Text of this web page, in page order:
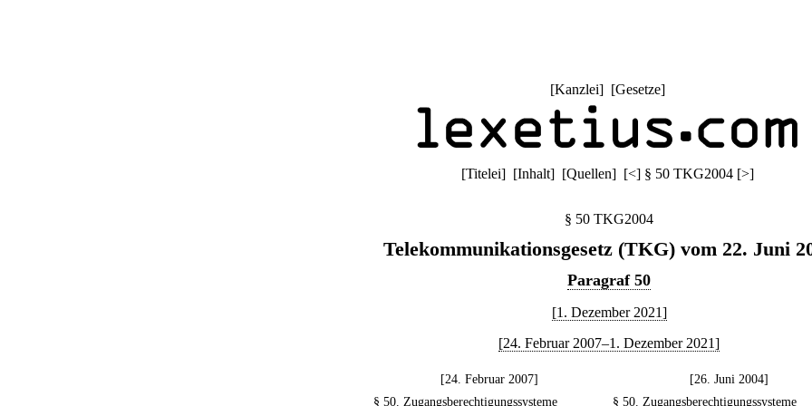
[Kanzlei] [Gesetze]
[Titelei] [Inhalt] [Quellen] [<] § 50 TKG2004 [>]
§ 50 TKG2004
Telekommunikationsgesetz (TKG) vom 22. Juni
Paragraf 50
[1. Dezember 2021]
[24. Februar 2007–1. Dezember 2021]
[24. Februar 2007]
[26. Juni 2004]
§ 50. Zugangsberechtigungssysteme
§ 50. Zugangsberechtigungssysteme